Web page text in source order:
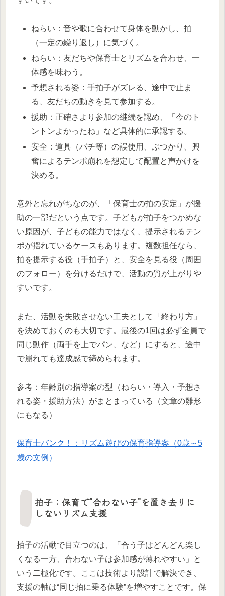
ねらい：音や歌に合わせて身体を動かし、拍
（一定の繰り返し）に気づく。
ねらい：友だちや保育士とリズムを合わせ、一
体感を味わう。
予想される姿：手拍子がズレる、途中で止ま
る、友だちの動きを見て参加する。
援助：正確さより参加の継続を認め、「今のト
ントンよかったね」など具体的に承認する。
安全：道具（バチ等）の誤使用、ぶつかり、興
奮によるテンポ崩れを想定して配置と声かけを
決める。
意外と忘れがちなのが、「保育士の拍の安定」が援
助の一部だという点です。子どもが拍子をつかめな
い原因が、子どもの能力ではなく、提示されるテン
ポが揺れているケースもあります。複数担任なら、
拍を提示する役（手拍子）と、安全を見る役（周囲
のフォロー）を分けるだけで、活動の質が上がりや
すいです。
また、活動を失敗させない工夫として「終わり方」
を決めておくのも大切です。最後の1回は必ず全員で
同じ動作（両手を上でパン、など）にすると、途中
で崩れても達成感で締められます。
参考：年齢別の指導案の型（ねらい・導入・予想さ
れる姿・援助方法）がまとまっている（文章の雛形
にもなる）
保育士バンク！：リズム遊びの保育指導案（0歳～5
歳の文例）
拍子：保育で“合わない子”を置き去りに
しないリズム支援
拍子の活動で目立つのは、「合う子はどんどん楽し
くなる一方、合わない子は参加感が薄れやすい」と
いう二極化です。ここは技術より設計で解決でき、
支援の軸は“同じ拍に乗る体験”を増やすことです。保